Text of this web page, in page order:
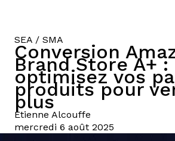
SEA / SMA
Conversion
Brand Store A+ :
optimisez vos
produits pour
plus
Etienne Alcouffe
mercredi 6 août 2025